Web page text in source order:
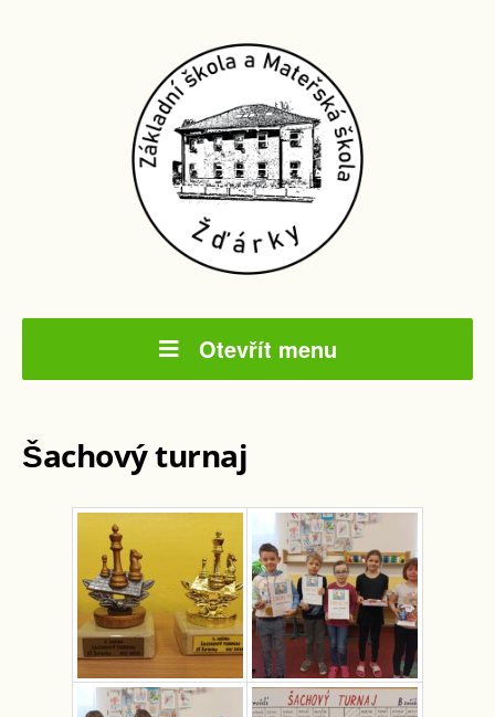
Otevřít menu
Šachový turnaj